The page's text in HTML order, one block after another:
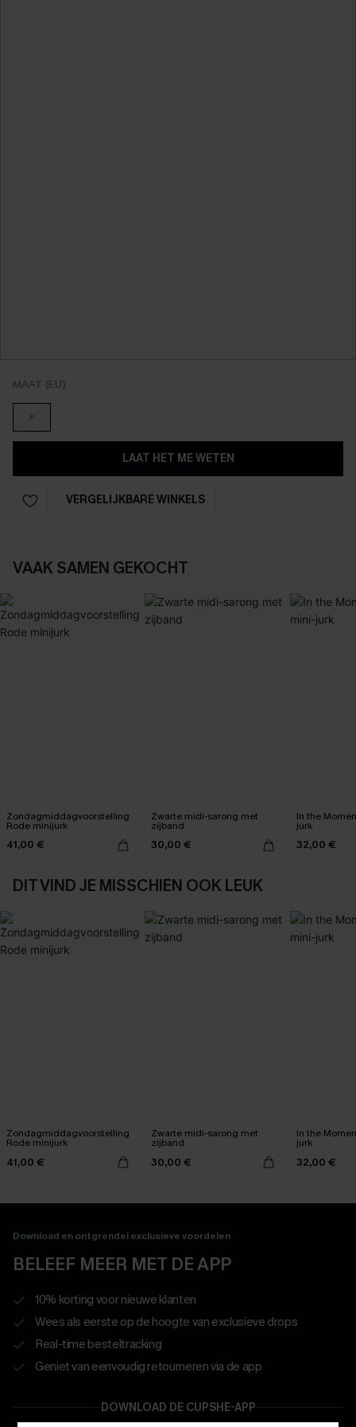
MAAT (EU)
F
LAAT HET ME WETEN
VERGELIJKBARE WINKELS
VAAK SAMEN GEKOCHT
Zondagmiddagvoorstelling
Rode minijurk
41,00 €
Zwarte midi-sarong met
zijband
30,00 €
In the
jurk
32,00 €
DIT VIND JE MISSCHIEN OOK LEUK
Zondagmiddagvoorstelling
Rode minijurk
41,00 €
Zwarte midi-sarong met
zijband
30,00 €
In the
jurk
32,00 €
Download en ontgrendel exclusieve voordelen
BELEEF MEER MET DE APP
10% korting voor nieuwe klanten
Wees als eerste op de hoogte van exclusieve drops
Real-time besteltracking
Geniet van eenvoudig retourneren via de app
DOWNLOAD DE CUPSHE-APP